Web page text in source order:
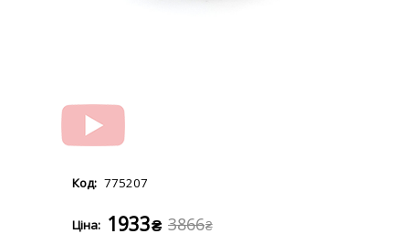
775207
3866₴
1933₴